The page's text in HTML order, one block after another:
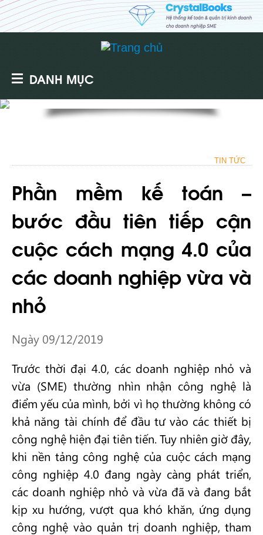
DANH MỤC
TIN TỨC
Phần mềm kế toán –
bước đầu tiên tiếp cận
cuộc cách mạng 4.0 của
các doanh nghiệp vừa và
nhỏ
Ngày 09/12/2019
Trước thời đại 4.0, các doanh nghiệp nhỏ và
vừa (SME) thường nhìn nhận công nghệ là
điểm yếu của mình, bởi vì họ thường không có
khả năng tài chính để đầu tư vào các thiết bị
công nghệ hiện đại tiên tiến. Tuy nhiên giờ đây,
khi nền tảng công nghệ của cuộc cách mạng
công nghiệp 4.0 đang ngày càng phát triển,
các doanh nghiệp nhỏ và vừa đã và đang bắt
kịp xu hướng, vượt qua khó khăn, ứng dụng
công nghệ vào quản trị doanh nghiệp, tham